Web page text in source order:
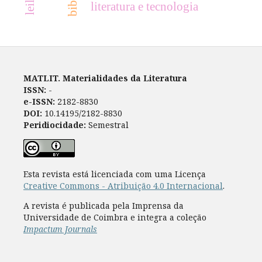
literatura e tecnologia
MATLIT. Materialidades da Literatura
ISSN: -
e-ISSN: 2182-8830
DOI: 10.14195/2182-8830
Peridiocidade: Semestral
Esta revista está licenciada com uma Licença
Creative Commons - Atribuição 4.0 Internacional.
A revista é publicada pela Imprensa da
Universidade de Coimbra e integra a coleção
Impactum Journals